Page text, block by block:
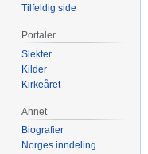
Tilfeldig side
Portaler
Slekter
Kilder
Kirkeåret
Annet
Biografier
Norges inndeling